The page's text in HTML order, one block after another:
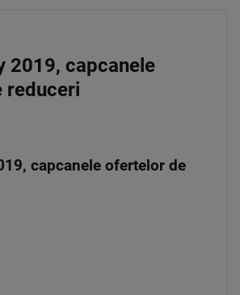
2019, capcanele
reduceri
capcanele ofertelor de